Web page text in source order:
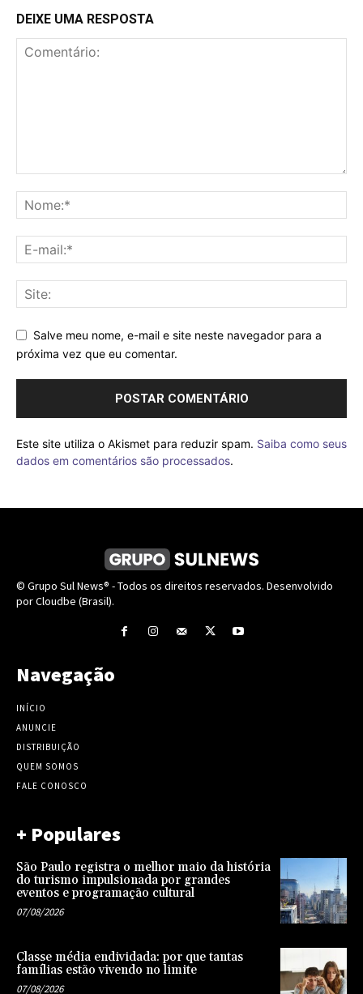
DEIXE UMA RESPOSTA
Salve meu nome, e-mail e site neste navegador para a
próxima vez que eu comentar.
Este site utiliza o Akismet para reduzir spam. Saiba como seus
dados em comentários são processados.
© Grupo Sul News® - Todos os direitos reservados. Desenvolvido
por Cloudbe (Brasil).
Navegação
INÍCIO
ANUNCIE
DISTRIBUIÇÃO
QUEM SOMOS
FALE CONOSCO
+ Populares
São Paulo registra o melhor maio da história
do turismo impulsionada por grandes
eventos e programação cultural
07/08/2026
Classe média endividada: por que tantas
famílias estão vivendo no limite
07/08/2026